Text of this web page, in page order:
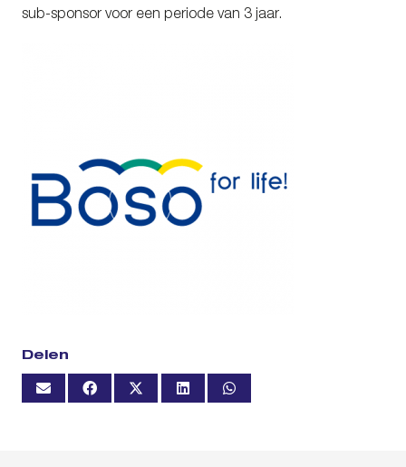
sub-sponsor voor een periode van 3 jaar.
Delen